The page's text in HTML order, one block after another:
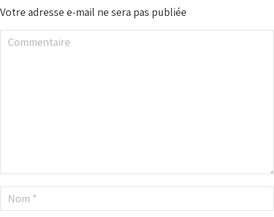
Votre adresse e-mail ne sera pas publiée
Commentaire
Nom *